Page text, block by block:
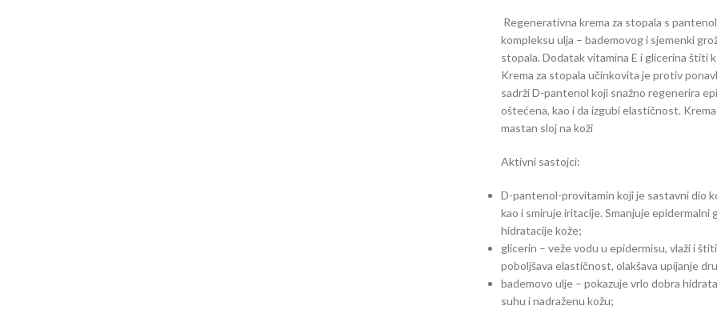
Regenerativna krema za stopala s
kompleksu ulja – bademovog i sjemenki
stopala. Dodatak vitamina E i glicerina štiti
Krema za stopala učinkovita je protiv
sadrži D-pantenol koji snažno regenerira
oštećena, kao i da izgubi elastičnost.
mastan sloj na koži
Aktivni sastojci:
D-pantenol-provitamin koji je sastavni dio
kao i smiruje iritacije. Smanjuje
hidratacije kože;
glicerin – veže vodu u epidermisu, vlaži i
poboljšava elastičnost, olakšava upijanje
bademovo ulje – pokazuje vrlo dobra
suhu i nadraženu kožu;